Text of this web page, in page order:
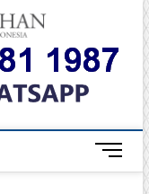
Warta
PELATIHAN
DAN
TERBAIK DI
M
e